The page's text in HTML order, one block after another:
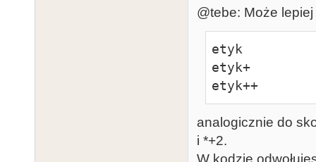
@tebe: Może
etyk
etyk+
etyk++
analogicznie do
i *+2.
W kodzie